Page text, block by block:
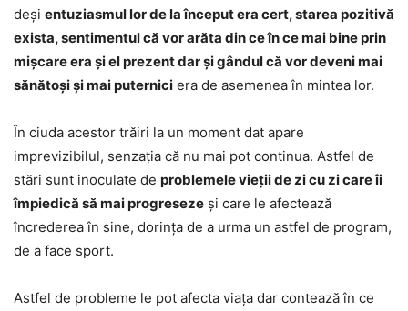
deși entuziasmul lor de la început era cert, starea pozitivă
exista, sentimentul că vor arăta din ce în ce mai bine prin
mișcare era și el prezent dar și gândul că vor deveni mai
sănătoși și mai puternici era de asemenea în mintea lor.
În ciuda acestor trăiri la un moment dat apare
imprevizibilul, senzația că nu mai pot continua. Astfel de
stări sunt inoculate de problemele vieții de zi cu zi care îi
împiedică să mai progreseze și care le afectează
încrederea în sine, dorința de a urma un astfel de program,
de a face sport.
Astfel de probleme le pot afecta viața dar contează în ce